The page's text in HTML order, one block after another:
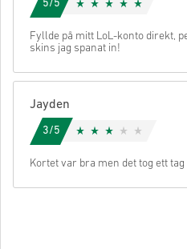
5/5
Fyllde på mitt LoL-konto direkt,
skins jag spanat in!
Jayden
3/5
Kortet var bra men det tog ett